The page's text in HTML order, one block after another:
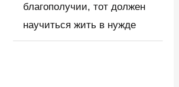
благополучии, тот должен
научиться жить в нужде